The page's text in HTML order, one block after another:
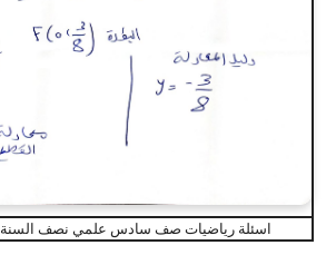
اسئلة رياضيات صف سادس علمي نصف السنة 2022 مع الاجوبة